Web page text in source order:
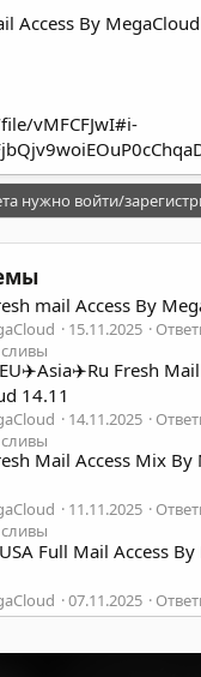
Access By
vMFCFJwI#i-
нужно войти/
mail Access By
15.11.2025
Fresh
14.11
14.11.2025
Mail Access Mix By
11.11.2025
Full Mail Access
07.11.2025